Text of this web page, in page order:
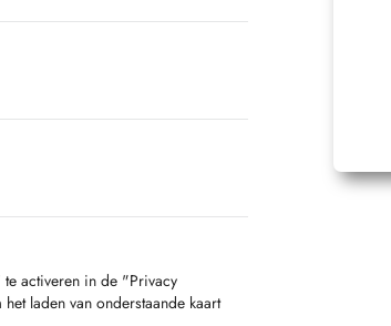
activeren in de "Privacy
laden van onderstaande kaart